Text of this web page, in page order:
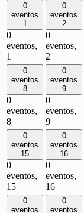
0
eventos
1
0
eventos,
1
0
eventos
2
0
eventos,
2
0
eventos
8
0
eventos,
8
0
eventos
9
0
eventos,
9
0
eventos
15
0
eventos,
15
0
eventos
16
0
eventos,
16
0
eventos
0
eventos